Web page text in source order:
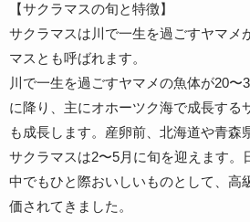
【サクラマスの旬と特徴】
サクラマスは川で一生を過ごすヤマメ
マスとも呼ばれます。
川で一生を過ごすヤマメの魚体が20
に降り、主にオホーツク海で成長する
も成長します。産卵前、北海道や青森
サクラマスは2〜5月に旬を迎えます。
中でもひと際おいしいものとして、高
価されてきました。